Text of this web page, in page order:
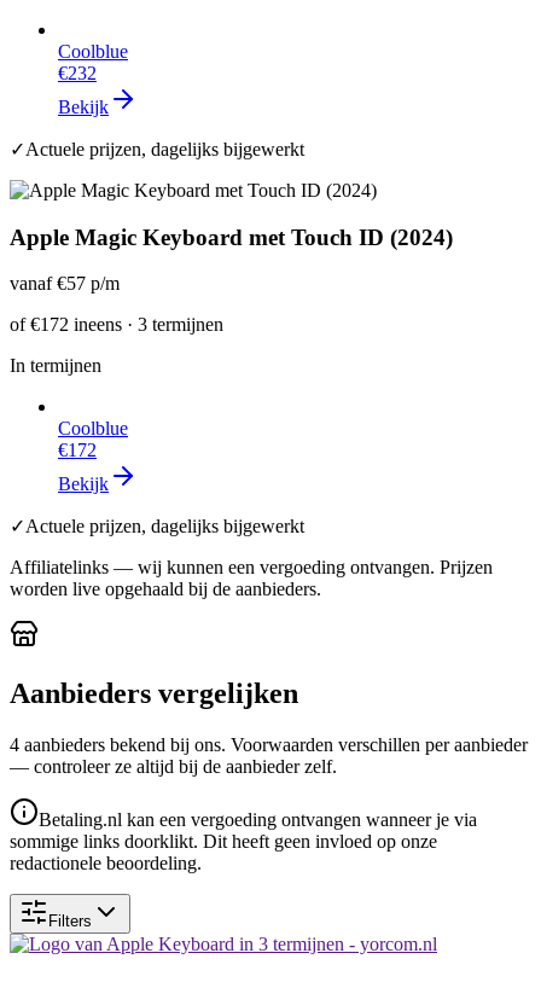
Coolblue
€232
Bekijk
✓Actuele prijzen, dagelijks bijgewerkt
Apple Magic Keyboard met Touch ID (2024)
vanaf€57 p/m
of€172 ineens · 3 termijnen
In termijnen
Coolblue
€172
Bekijk
✓Actuele prijzen, dagelijks bijgewerkt
Affiliatelinks — wij kunnen een vergoeding ontvangen. Prijzen
worden live opgehaald bij de aanbieders.
Aanbieders vergelijken
4 aanbieders bekend bij ons. Voorwaarden verschillen per aanbieder
— controleer ze altijd bij de aanbieder zelf.
Betaling.nl kan een vergoeding ontvangen wanneer je via
sommige links doorklikt. Dit heeft geen invloed op onze
redactionele beoordeling.
Filters